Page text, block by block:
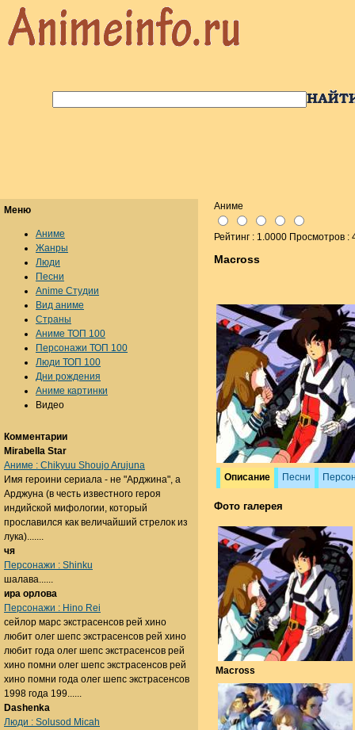
Аниме
Рейтинг : 1.0000 Просмотров :
Macross
Описание Песни
Фото галерея
Macross
Меню
Аниме
Жанры
Люди
Песни
Anime Студии
Вид аниме
Страны
Аниме ТОП 100
Персонажи ТОП 100
Люди ТОП 100
Дни рождения
Аниме картинки
Видео
Комментарии
Mirabella Star
Аниме : Chikyuu Shoujo Arujuna
Имя героини сериала - не "Арджина", а
Арджуна (в честь известного героя
индийской мифологии, который
прославился как величайший стрелок из
лука).......
чя
Персонажи : Shinku
шалава......
ира орлова
Персонажи : Hino Rei
сейлор марс экстрасенсов рей хино
любит олег шепс экстрасенсов рей хино
любит года олег шепс экстрасенсов рей
хино помни олег шепс экстрасенсов рей
хино помни года олег шепс экстрасенсов
1998 года 199......
Dashenka
Люди : Solusod Micah